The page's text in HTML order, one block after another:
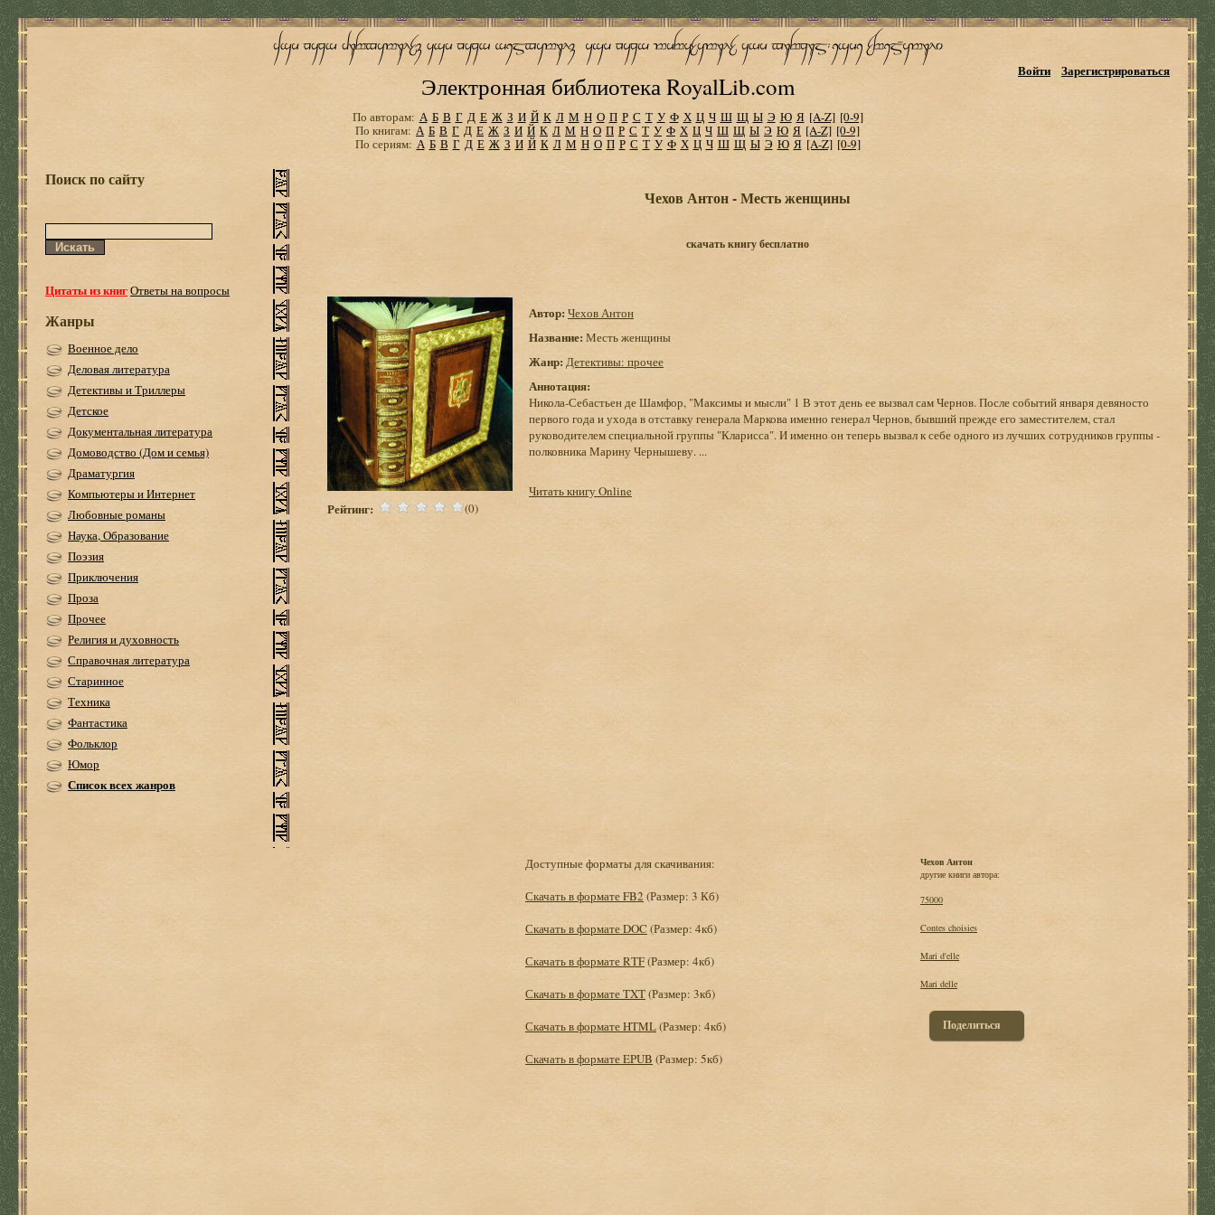
Электронная библиотека RoyalLib.com
Войти Зарегистрироваться
По авторам: А Б В Г Д Е Ж З И Й К Л М Н О П Р С Т У Ф Х Ц Ч Ш Щ Ы Э Ю Я [A-Z] [0-9]
По книгам: А Б В Г Д Е Ж З И Й К Л М Н О П Р С Т У Ф Х Ц Ч Ш Щ Ы Э Ю Я [A-Z] [0-9]
По сериям: А Б В Г Д Е Ж З И Й К Л М Н О П Р С Т У Ф Х Ц Ч Ш Щ Ы Э Ю Я [A-Z] [0-9]
Поиск по сайту
Цитаты из книгОтветы на вопросы
Жанры
Военное дело
Деловая литература
Детективы и Триллеры
Детское
Документальная литература
Домоводство (Дом и семья)
Драматургия
Компьютеры и Интернет
Любовные романы
Наука, Образование
Поэзия
Приключения
Проза
Прочее
Религия и духовность
Справочная литература
Старинное
Техника
Фантастика
Фольклор
Юмор
Список всех жанров
Чехов Антон - Месть женщины
скачать книгу бесплатно
Рейтинг: (0)
Автор: Чехов Антон
Название: Месть женщины
Жанр: Детективы: прочее
Аннотация:
Никола-Себастьен де Шамфор, "Максимы и мысли" 1 В этот день ее вызвал сам Чернов. После событий января девяносто
первого года и ухода в отставку генерала Маркова именно генерал Чернов, бывший прежде его заместителем, стал
руководителем специальной группы "Кларисса". И именно он теперь вызвал к себе одного из лучших сотрудников группы -
полковника Марину Чернышеву. ...
Читать книгу Online
Доступные форматы для скачивания:
Скачать в формате FB2 (Размер: 3 Кб)
Скачать в формате DOC (Размер: 4кб)
Скачать в формате RTF(Размер: 4кб)
Скачать в формате TXT(Размер: 3кб)
Скачать в формате HTML(Размер: 4кб)
Скачать в формате EPUB (Размер: 5кб)
Чехов Антон
другие книги автора:
75000
Contes choisies
Mari d'elle
Mari delle
Поделиться